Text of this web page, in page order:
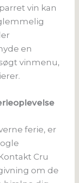
vin kan
en
vinmenu,
ferie, er
Cru
om de